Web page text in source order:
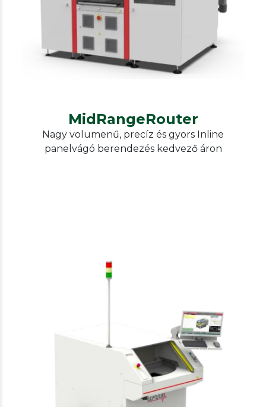
Panel cutting, cutting into pieces
MidRangeRouter
MidRangeRouter
Nagy volumenű, precíz és gyors Inline
panelvágó berendezés kedvező áron
IPTE
Panel cutting, cutting into pieces
EasyRouter II